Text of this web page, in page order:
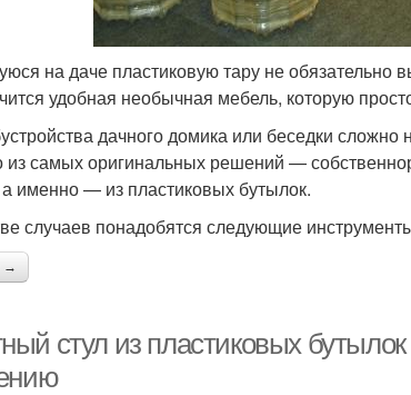
на даче пластиковую тару не обязательно
удобная необычная мебель, которую
дачного домика или беседки
из самых оригинальных решений —
именно — из пластиковых бутылок.
случаев понадобятся следующие
→
стул из пластиковых